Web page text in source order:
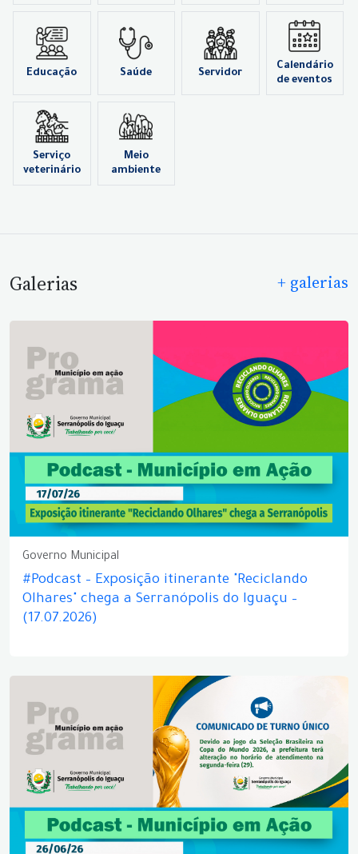
Educação Saúde Servidor
Calendário
de eventos
Serviço
veterinário
Meio
ambiente
Galerias + galerias
Governo Municipal
#Podcast – Exposição itinerante "Reciclando
Olhares" chega a Serranópolis do Iguaçu –
(17.07.2026)